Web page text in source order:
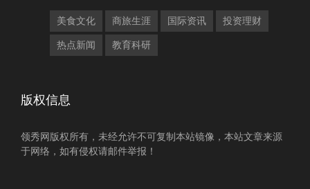
美食文化 商旅生涯 国际资讯 投资理财
热点新闻 教育科研
版权信息
领秀网版权所有，未经允许不可复制本站镜像，本站文章来源
于网络，如有侵权请邮件举报！